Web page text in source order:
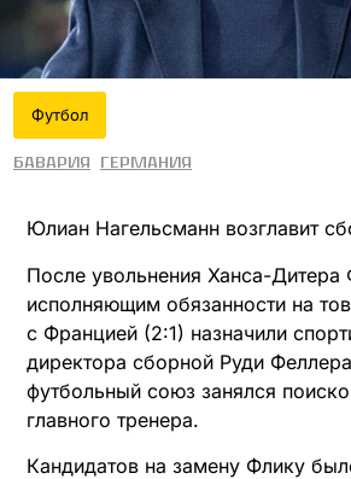
Футбол
Бавария Германия
Юлиан Нагельсманн возглавит
После увольнения Ханса-Дитера
исполняющим обязанности на
с Францией (2:1) назначили
директора сборной Руди
футбольный союз занялся
главного тренера.
Кандидатов на замену Флику